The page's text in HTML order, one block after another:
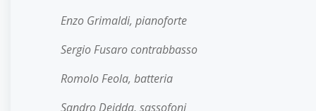
Enzo Grimaldi, pianoforte
Sergio Fusaro contrabbasso
Romolo Feola, batteria
Sandro Deidda, sassofoni